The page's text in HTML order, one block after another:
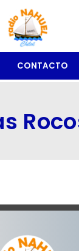
CONTACTO